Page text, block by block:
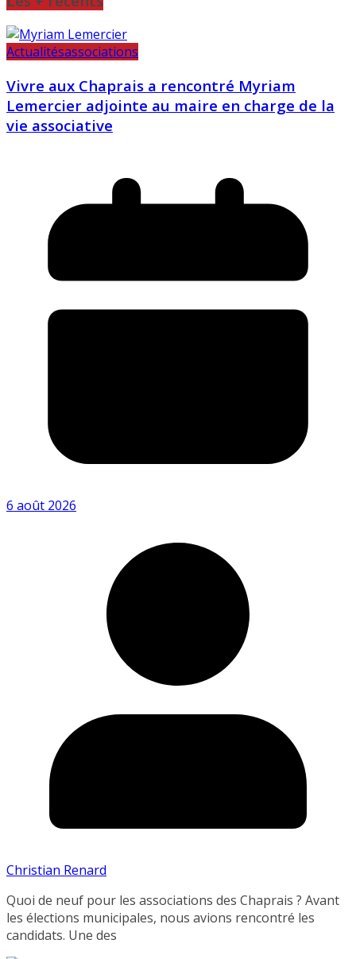
Actualitésassociations
Vivre aux Chaprais a rencontré Myriam
Lemercier adjointe au maire en charge de la
vie associative
6 août 2026
Christian Renard
Quoi de neuf pour les associations des Chaprais ? Avant
les élections municipales, nous avions rencontré les
candidats. Une des